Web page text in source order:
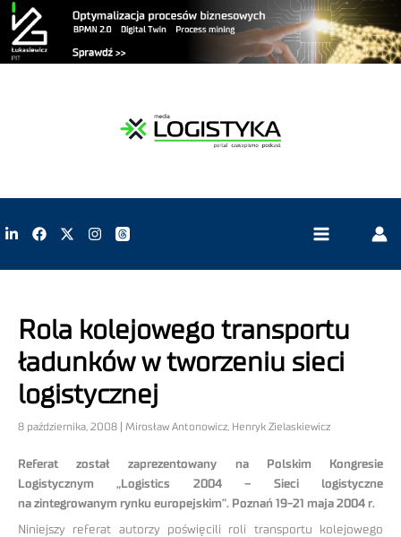
Rola kolejowego transportu
ładunków w tworzeniu sieci
logistycznej
8 października, 2008 | Mirosław Antonowicz, Henryk Zielaskiewicz
Referat został zaprezentowany na Polskim Kongresie
Logistycznym „Logistics 2004 – Sieci logistyczne
na zintegrowanym rynku europejskim”. Poznań 19-21 maja 2004 r.
Niniejszy referat autorzy poświęcili roli transportu kolejowego